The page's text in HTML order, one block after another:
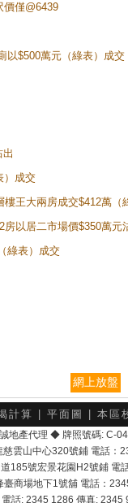
價僅@6439
以$500萬元（綠表）成交
）成交
王大兩房成交$412萬（
以居二市場價$350萬元
綠表）成交
網上放盤
計算 平面圖 本區
地產代理 ◆ 牌照號碼: C-
雲山中心320號鋪 電話：
185號宏景花園H2號鋪 電
商場地下1號舖 電話：
話: 2345 1286 傳真: